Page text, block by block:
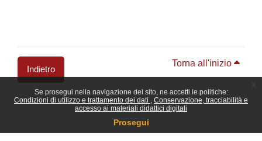
Se prosegui nella navigazione del sito, ne accetti le politiche:
Condizioni di utilizzo e trattamento dei dati
Conservazione, tracciabilità e
accesso ai materiali didattici digitali
Prosegui
Indietro
Torna all'inizio
Blocchi